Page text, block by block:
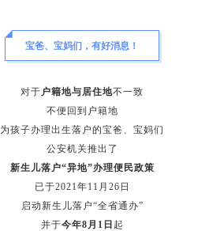
宝爸、宝妈们，有好消息！
对于户籍地与居住地不一致
不便回到户籍地
为孩子办理出生落户的宝爸、宝妈们
公安机关推出了
新生儿落户“异地”办理便民政策
已于2021年11月26日
启动新生儿落户“全省通办”
并于今年8月1日 起